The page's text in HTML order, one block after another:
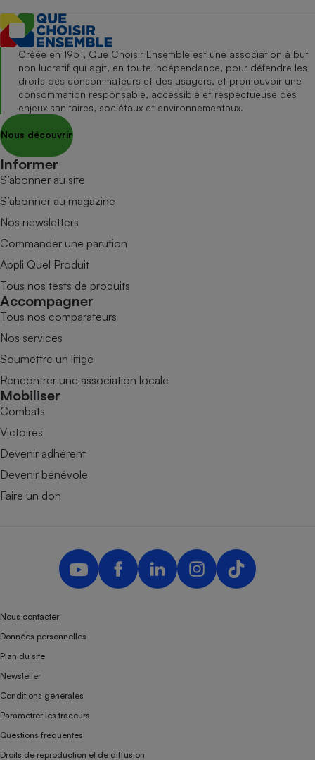
Créée en 1951, Que Choisir Ensemble est une association à but
non lucratif qui agit, en toute indépendance, pour défendre les
droits des consommateurs et des usagers, et promouvoir une
consommation responsable, accessible et respectueuse des
enjeux sanitaires, sociétaux et environnementaux.
Nous découvrir
Informer
S’abonner au site
S’abonner au magazine
Nos newsletters
Commander une parution
Appli Quel Produit
Tous nos tests de produits
Accompagner
Tous nos comparateurs
Nos services
Soumettre un litige
Rencontrer une association locale
Mobiliser
Combats
Victoires
Devenir adhérent
Devenir bénévole
Faire un don
Nous contacter
Données personnelles
Plan du site
Newsletter
Conditions générales
Paramétrer les traceurs
Questions fréquentes
Droits de reproduction et de diffusion